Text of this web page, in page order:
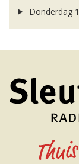
Donderdag